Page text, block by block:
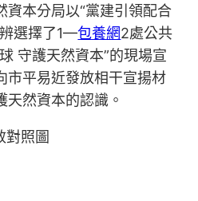
資本分局以“黨建引領配合
選擇了1—包養網2處公共
守護天然資本”的現場宣
市平易近發放相干宣揚材
天然資本的認識。
對照圖